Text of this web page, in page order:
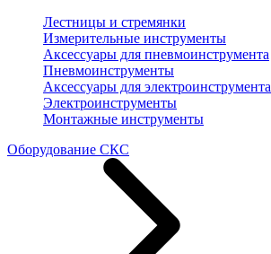
Лестницы и стремянки
Измерительные инструменты
Аксессуары для пневмоинструмента
Пневмоинструменты
Аксессуары для электроинструмента
Электроинструменты
Монтажные инструменты
Оборудование СКС